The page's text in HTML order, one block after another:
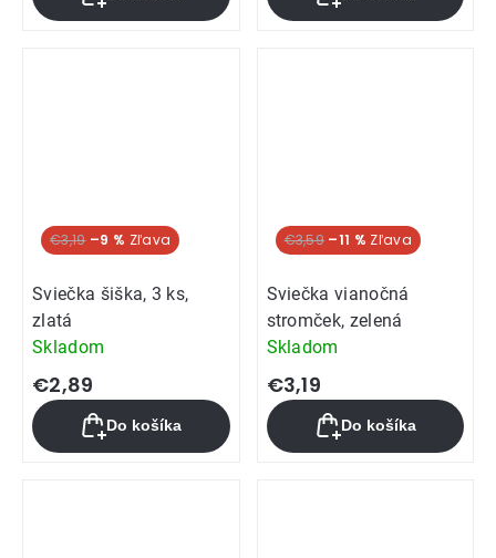
€3,19 –9 %
Sviečka šiška, 3 ks,
zlatá
Skladom
€2,89
Do košíka
€3,59 –11 %
Sviečka vianočná
stromček, zelená
Skladom
€3,19
Do košíka